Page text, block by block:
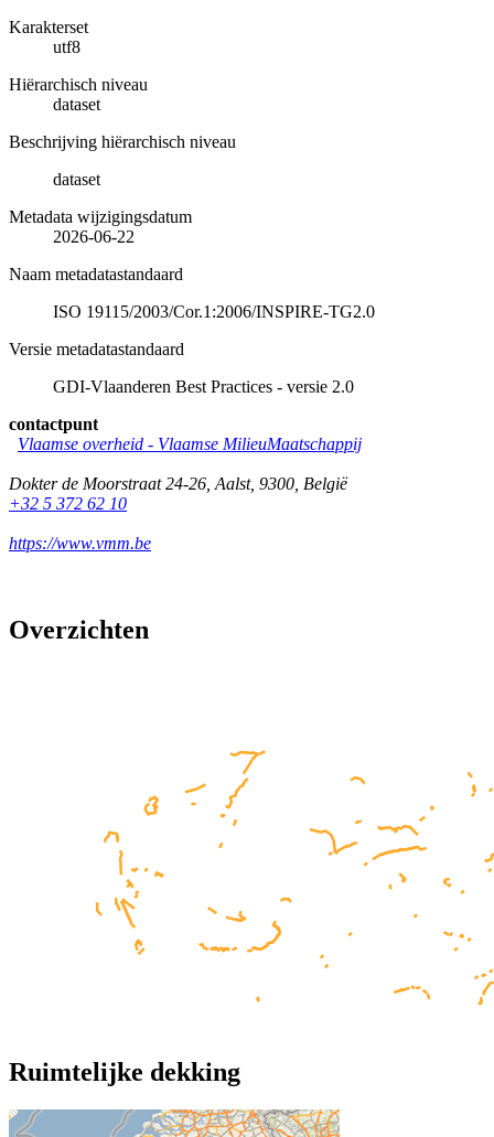
Karakterset
utf8
Hiërarchisch niveau
dataset
Beschrijving hiërarchisch niveau
dataset
Metadata wijzigingsdatum
2026-06-22
Naam metadatastandaard
ISO 19115/2003/Cor.1:2006/INSPIRE-TG2.0
Versie metadatastandaard
GDI-Vlaanderen Best Practices - versie 2.0
contactpunt
Vlaamse overheid - Vlaamse MilieuMaatschappij
Dokter de Moorstraat 24-26 Aalst, 9300 België
+32 5 372 62 10
https://www.vmm.be
Overzichten
Ruimtelijke dekking